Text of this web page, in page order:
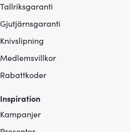
Tallriksgaranti
Gjutjärnsgaranti
Knivslipning
Medlemsvillkor
Rabattkoder
Inspiration
Kampanjer